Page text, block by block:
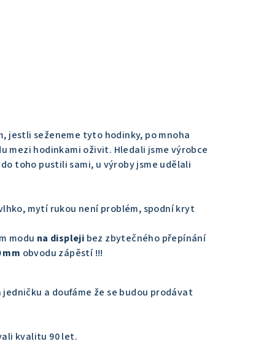
jestli seženeme tyto hodinky, po mnoha
mezi hodinkami oživit. Hledali jsme výrobce
toho pustili sami, u výroby jsme udělali
mytí rukou není problém, spodní kryt
modu na displeji bez zbytečného přepínání
mm obvodu zápěstí !!!
a doufáme že se budou prodávat
kvalitu 90 let.